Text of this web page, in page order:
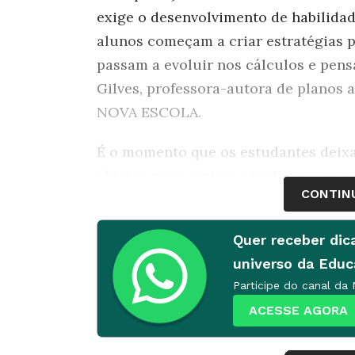
exige o desenvolvimento de
alunos começam a criar estratégias
passam a evoluir nos cálculos e
Gilves, professora-autora de planos
NOVA ESCOLA.
É o momento que os estudantes
objetos para contar) e realizam as
pode parecer um desafio enorme à
maneira muito mais fácil”, garante a
Os exercícios de divisão e
estudantes, em um período que o
Ensino Fundamental. Por isso,
suficiente. “Não adianta exigir que
Quer receber
universo da
Participe do canal da
ACESSE AGORA